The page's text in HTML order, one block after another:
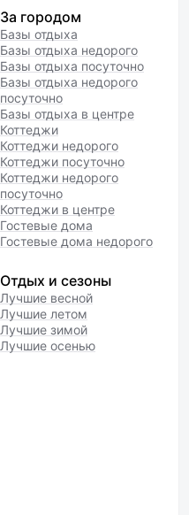
За городом
Базы отдыха
Базы отдыха недорого
Базы отдыха посуточно
Базы отдыха недорого
посуточно
Базы отдыха в центре
Коттеджи
Коттеджи недорого
Коттеджи посуточно
Коттеджи недорого
посуточно
Коттеджи в центре
Гостевые дома
Гостевые дома недорого
Отдых и сезоны
Лучшие весной
Лучшие летом
Лучшие зимой
Лучшие осенью